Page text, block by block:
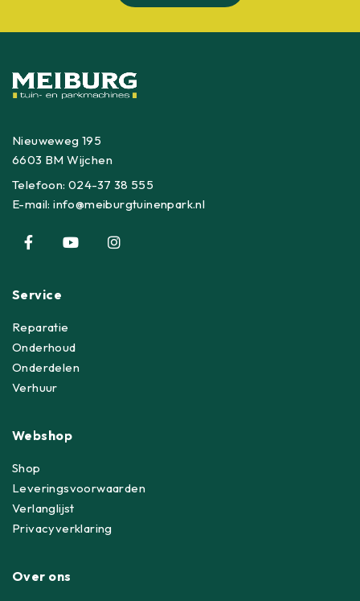
Nieuweweg 195
6603 BM Wijchen
Telefoon:024-37 38 555
E-mail:info@meiburgtuinenpark.nl
Service
Reparatie
Onderhoud
Onderdelen
Verhuur
Webshop
Shop
Leveringsvoorwaarden
Verlanglijst
Privacyverklaring
Over ons